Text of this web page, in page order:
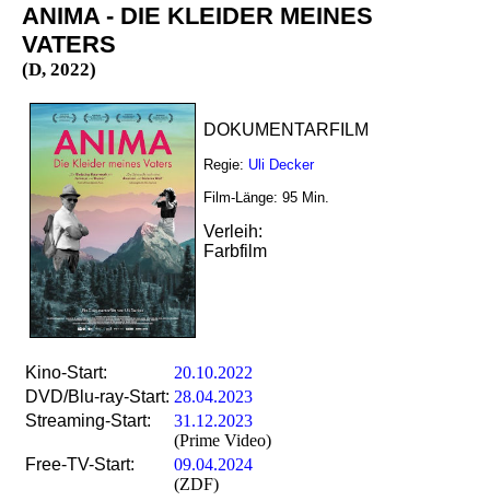
ANIMA - DIE KLEIDER MEINES
VATERS
(D, 2022)
DOKUMENTARFILM
Regie: Uli Decker
Film-Länge: 95 Min.
Verleih:
Farbfilm
Kino-Start:
20.10.2022
DVD/Blu-ray-Start: 28.04.2023
Streaming-Start:
31.12.2023
(Prime Video)
Free-TV-Start:
09.04.2024
(ZDF)